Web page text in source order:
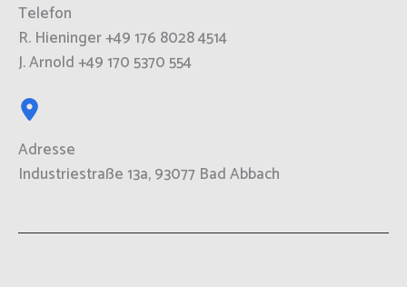
Telefon
R. Hieninger +49 176 8028 4514
J. Arnold +49 170 5370 554
Adresse
Industriestraße 13a, 93077 Bad Abbach